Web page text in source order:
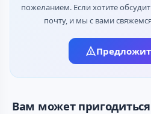
пожеланием. Если хотите
почту, и мы с вами
Вам может пригодиться